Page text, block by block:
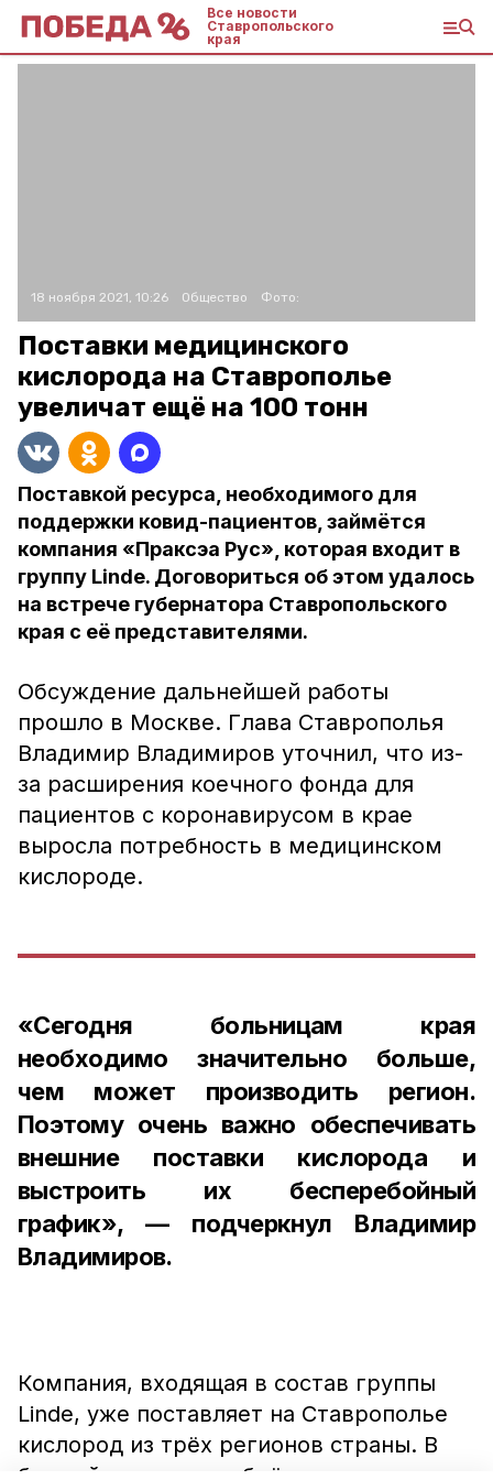
Все новости
Ставропольского
края
18 ноября 2021, 10:26 Общество Фото:
Поставки медицинского
кислорода на Ставрополье
увеличат ещё на 100 тонн
Поставкой ресурса, необходимого для
поддержки ковид-пациентов, займётся
компания «Праксэа Рус», которая входит в
группу Linde. Договориться об этом удалось
на встрече губернатора Ставропольского
края с её представителями.
Обсуждение дальнейшей работы
прошло в Москве. Глава Ставрополья
Владимир Владимиров уточнил, что из-
за расширения коечного фонда для
пациентов с коронавирусом в крае
выросла потребность в медицинском
кислороде.
«Сегодня больницам края
необходимо значительно больше,
чем может производить регион.
Поэтому очень важно обеспечивать
внешние поставки кислорода и
выстроить их бесперебойный
график», — подчеркнул Владимир
Владимиров.
Компания, входящая в состав группы
Linde, уже поставляет на Ставрополье
кислород из трёх регионов страны. В